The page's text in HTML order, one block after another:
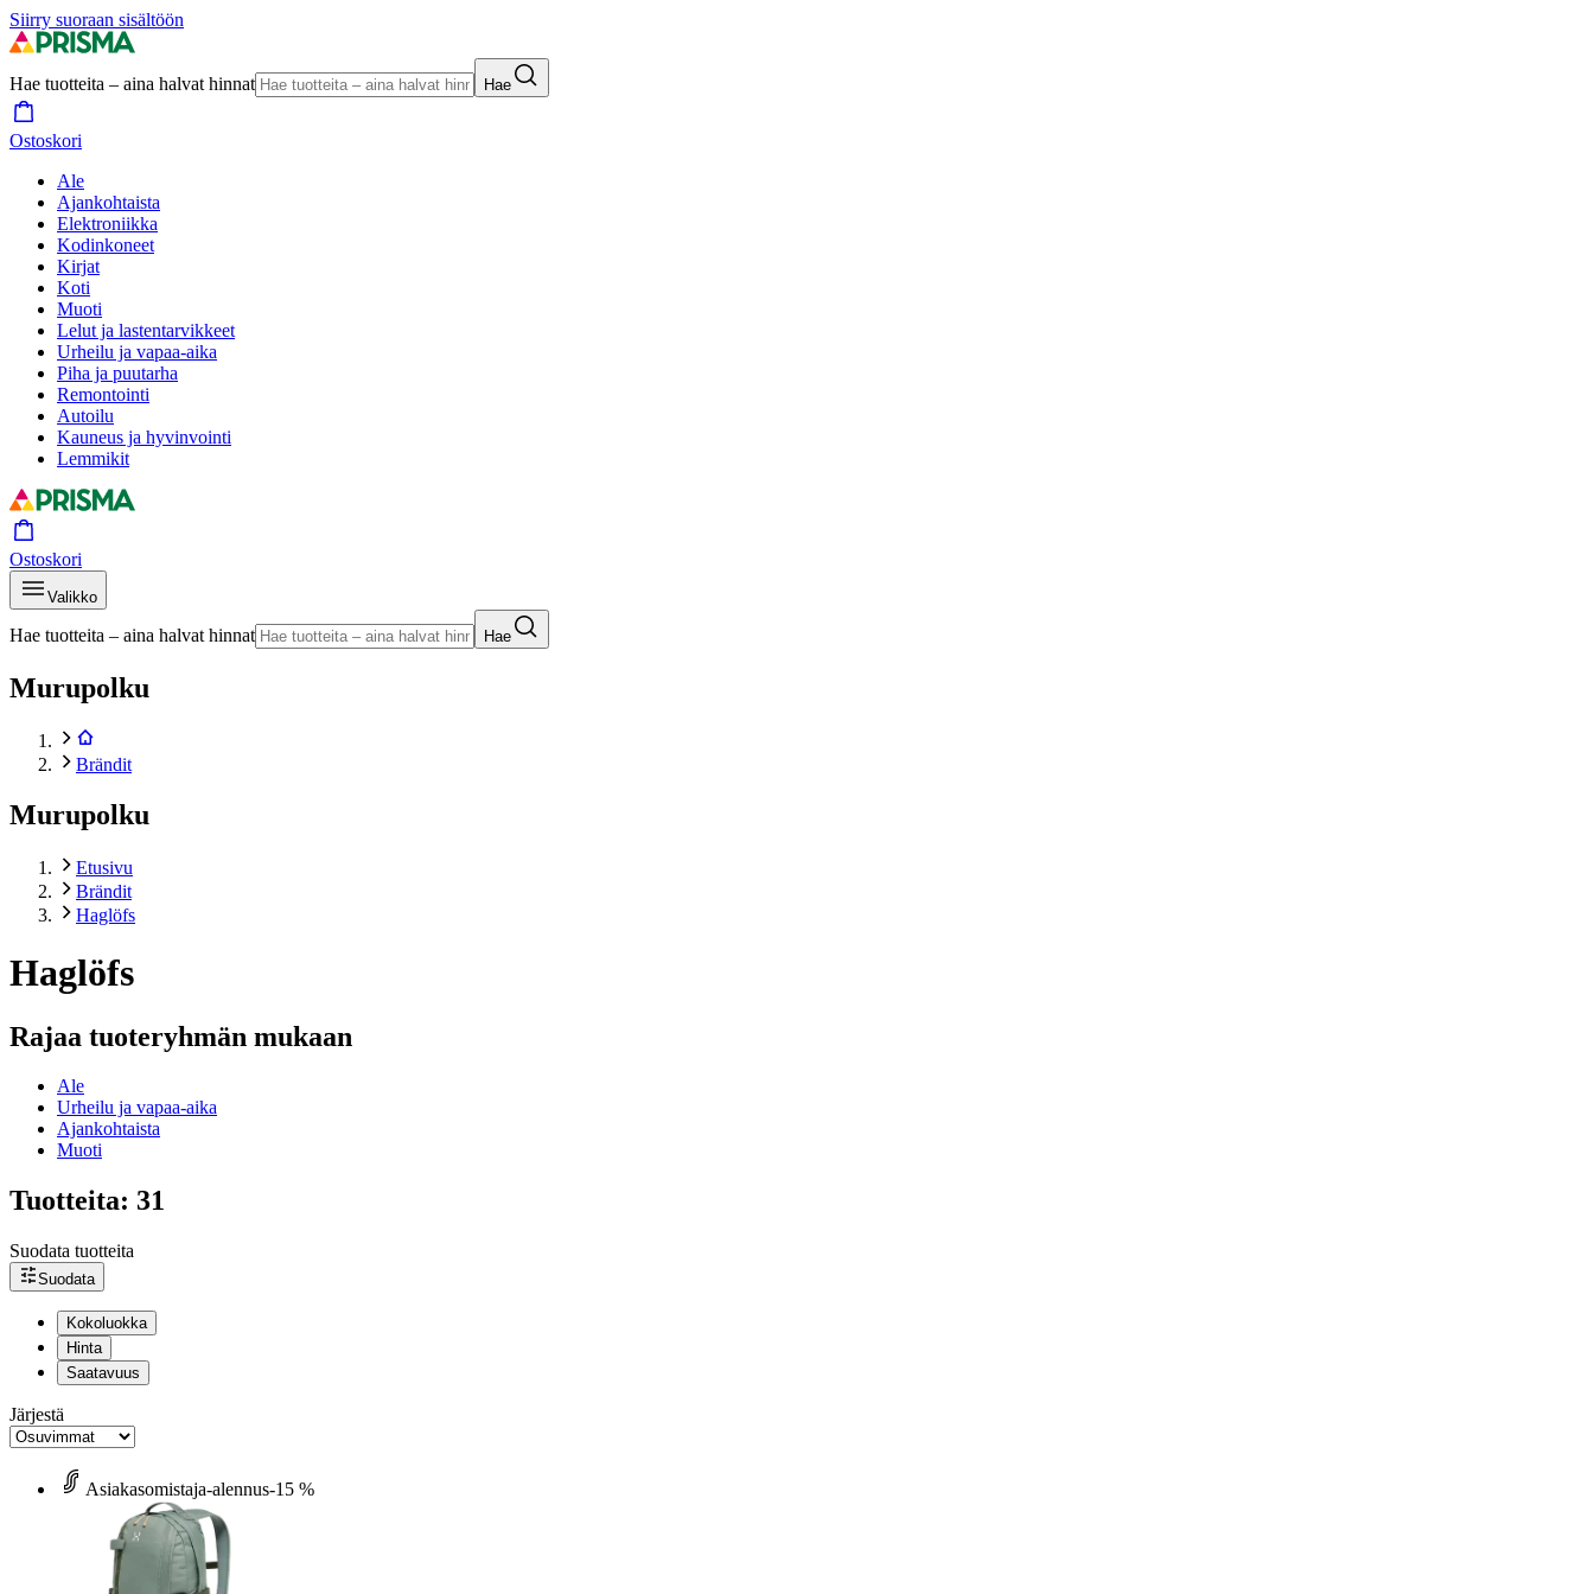
Siirry suoraan sisältöön
Hae tuotteita – aina halvat hinnat Hae
Ostoskori
Ale
Ajankohtaista
Elektroniikka
Kodinkoneet
Kirjat
Koti
Muoti
Lelut ja lastentarvikkeet
Urheilu ja vapaa-aika
Piha ja puutarha
Remontointi
Autoilu
Kauneus ja hyvinvointi
Lemmikit
Ostoskori
Valikko
Hae tuotteita – aina halvat hinnat Hae
Murupolku
Brändit
Murupolku
Etusivu
Brändit
Haglöfs
Haglöfs
Rajaa tuoteryhmän mukaan
Ale
Urheilu ja vapaa-aika
Ajankohtaista
Muoti
Tuotteita: 31
Suodata tuotteita
Suodata
Kokoluokka
Hinta
Saatavuus
Järjestä
Asiakasomistaja-alennus-15 %